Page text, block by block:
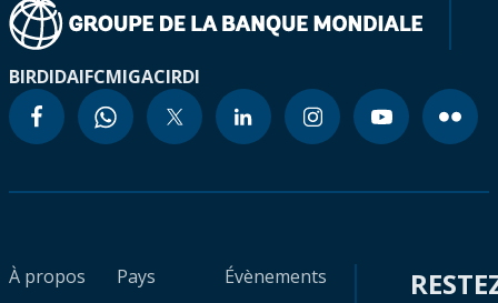
BIRDIDAIFCMIGACIRDI
À propos
Pays
Évènements